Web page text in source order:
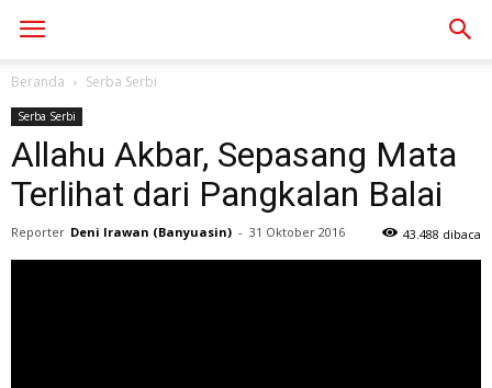
Beranda Serba Serbi
Serba Serbi
Allahu Akbar, Sepasang Mata
Terlihat dari Pangkalan Balai
Reporter Deni Irawan (Banyuasin) - 31 Oktober 2016 43.488 dibaca